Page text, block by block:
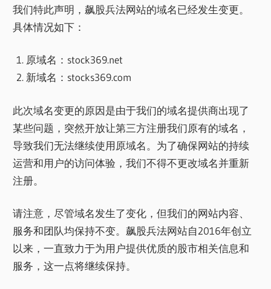
我们特此声明，飙股兵法网站的域名已经发生变更。
具体情况如下：
原域名：stock369.net
新域名：stocks369.com
此次域名变更的原因是由于我们的域名提供商出现了
某些问题，突然开放让第三方注册我们原有的域名，
导致我们无法继续使用原域名。为了确保网站的持续
运营和用户的访问体验，我们不得不更改域名并重新
注册。
请注意，尽管域名发生了变化，但我们的网站内容、
服务和团队均保持不变。飙股兵法网站自2016年创立
以来，一直致力于为用户提供优质的股市相关信息和
服务，这一点将继续保持。